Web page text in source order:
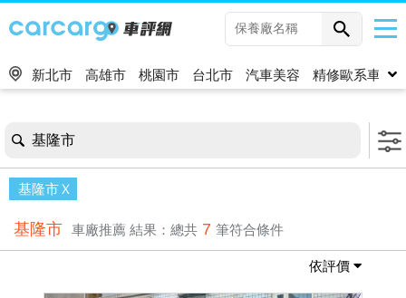
新北市 高雄市 桃園市 台北市 汽車美容 精修歐系車
基隆市
基隆市
基隆市 車廠推薦 結果：總共 7 筆符合條件
依評價